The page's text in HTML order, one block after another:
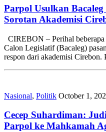
Parpol Usulkan
Sorotan Akademisi
CIREBON – Perihal
Calon Legislatif (Bacaleg)
respon dari akademisi Cirebon.
Nasional, Politik October 1,
Cecep Suhardiman:
Parpol ke Mahkamah